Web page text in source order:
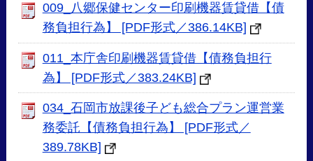
009_八郷保健センター印刷機器賃貸借【債
務負担行為】 [PDF形式／386.14KB]
011_本庁舎印刷機器賃貸借【債務負担行
為】 [PDF形式／383.24KB]
034_石岡市放課後子ども総合プラン運営業
務委託【債務負担行為】 [PDF形式／
389.78KB]